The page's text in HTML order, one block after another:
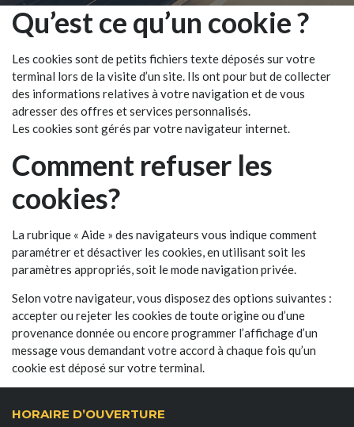
Qu’est ce qu’un cookie ?
Les cookies sont de petits fichiers texte déposés sur votre
terminal lors de la visite d’un site. Ils ont pour but de collecter
des informations relatives à votre navigation et de vous
adresser des offres et services personnalisés.
Les cookies sont gérés par votre navigateur internet.
Comment refuser les
cookies?
La rubrique « Aide » des navigateurs vous indique comment
paramétrer et désactiver les cookies, en utilisant soit les
paramètres appropriés, soit le mode navigation privée.
Selon votre navigateur, vous disposez des options suivantes :
accepter ou rejeter les cookies de toute origine ou d’une
provenance donnée ou encore programmer l’affichage d’un
message vous demandant votre accord à chaque fois qu’un
cookie est déposé sur votre terminal.
HORAIRE D’OUVERTURE